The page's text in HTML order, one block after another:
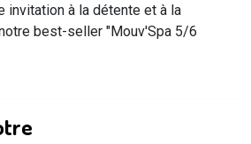
invitation à la détente et à la
best-seller "Mouv'Spa 5/6